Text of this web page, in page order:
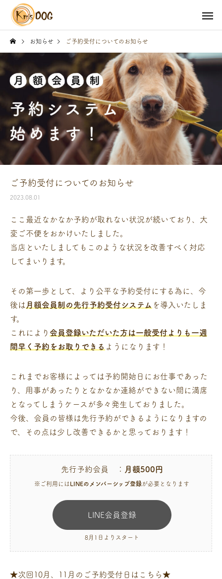
サービスサンプル4 サービスサ
お知らせ ご予約受付についてのお知らせ
ご予約受付についてのお知らせ
2023.08.01
ここ最近なかなか予約が取れない状況が続いており、大
変ご不便をおかけいたしました。
当店といたしましてもこのような状況を改善すべく対応
してまいります。
その第一歩として、より公平な予約受付にする為に、今
後は 月額会員制の先行予約受付システム を導入いたしま
す。
これにより 会員登録いただいた方は一般受付よりも一週
間早く予約をお取りできる ようになります！
これまでお客様によっては予約開始日にお仕事であった
り、用事があったりとなかなか連絡ができない間に満席
となってしまうケースが多々発生しておりました。
今後、会員の皆様は先行予約ができるようになりますの
で、その点は少し改善できるかと思っております！
先行予約会員 ： 月額500円
※ご利用にはLINEのメンバーシップ登録が必要となります
LINE会員登録
8月1日よりスタート
★次回10月、11月のご予約受付日はこちら★